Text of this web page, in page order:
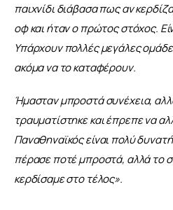
παιχνίδι διάβασα πως αν
οφ και ήταν ο πρώτος στόχος.
Υπάρχουν πολλές μεγάλες
ακόμα να το καταφέρουν.
Ήμασταν μπροστά συνέχεια,
τραυματίστηκε και έπρεπε να
Παναθηναϊκός είναι πολύ
πέρασε ποτέ μπροστά, αλλά το
κερδίσαμε στο τέλος».